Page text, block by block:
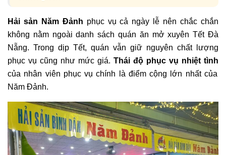
Hải sản Năm Đảnh phục vụ cả ngày lễ nên chắc chắn
không nằm ngoài danh sách quán ăn mở xuyên Tết Đà
Nẵng. Trong dịp Tết, quán vẫn giữ nguyên chất lượng
phục vụ cũng như mức giá. Thái độ phục vụ nhiệt tình
của nhân viên phục vụ chính là điểm cộng lớn nhất của
Năm Đảnh.